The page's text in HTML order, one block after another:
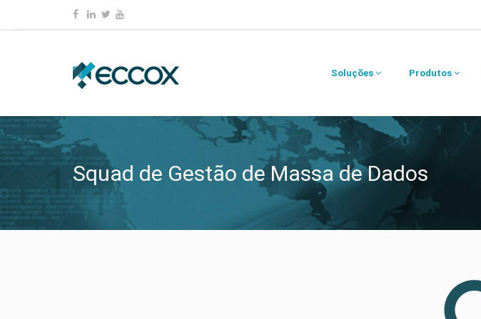
Soluções Produtos
Squad de Gestão de Massa de Dados